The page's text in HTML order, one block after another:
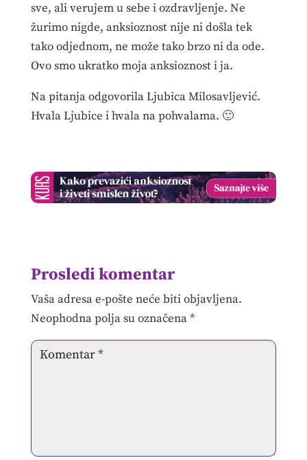
sve, ali verujem u sebe i ozdravljenje. Ne
žurimo nigde, anksioznost nije ni došla tek
tako odjednom, ne može tako brzo ni da ode.
Ovo smo ukratko moja anksioznost i ja.
Na pitanja odgovorila Ljubica Milosavljević.
Hvala Ljubice i hvala na pohvalama. 🙂
Prosledi komentar
Vaša adresa e-pošte neće biti objavljena.
Neophodna polja su označena*